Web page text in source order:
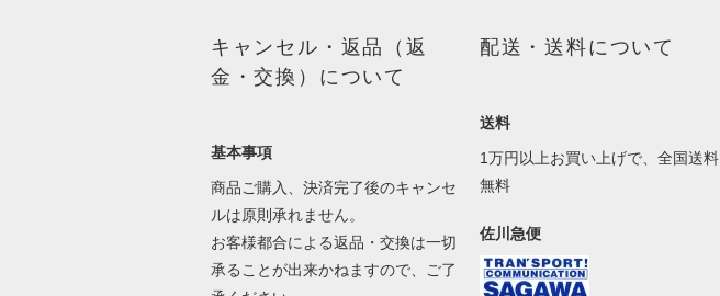
キャンセル・返品（返
金・交換）について
基本事項
商品ご購入、決済完了後のキャンセ
ルは原則承れません。
お客様都合による返品・交換は一切
承ることが出来かねますので、ご了
配送・送料について
送料
1万円以上お買い上げで、全国送料
無料
佐川急便